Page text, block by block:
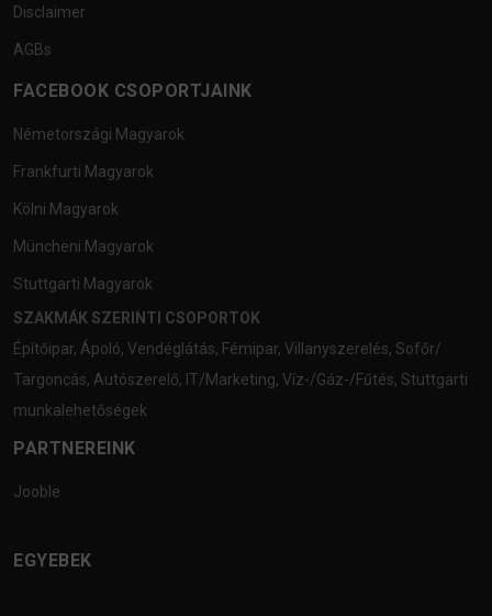
Disclaimer
AGBs
FACEBOOK CSOPORTJAINK
Németországi Magyarok
Frankfurti Magyarok
Kölni Magyarok
Müncheni Magyarok
Stuttgarti Magyarok
SZAKMÁK SZERINTI CSOPORTOK
Építőipar, Ápoló, Vendéglátás, Fémipar, Villanyszerelés, Sofőr/
Targoncás, Autószerelő, IT/Marketing, Víz-/Gáz-/Fűtés, Stuttgarti
munkalehetőségek
PARTNEREINK
Jooble
EGYEBEK